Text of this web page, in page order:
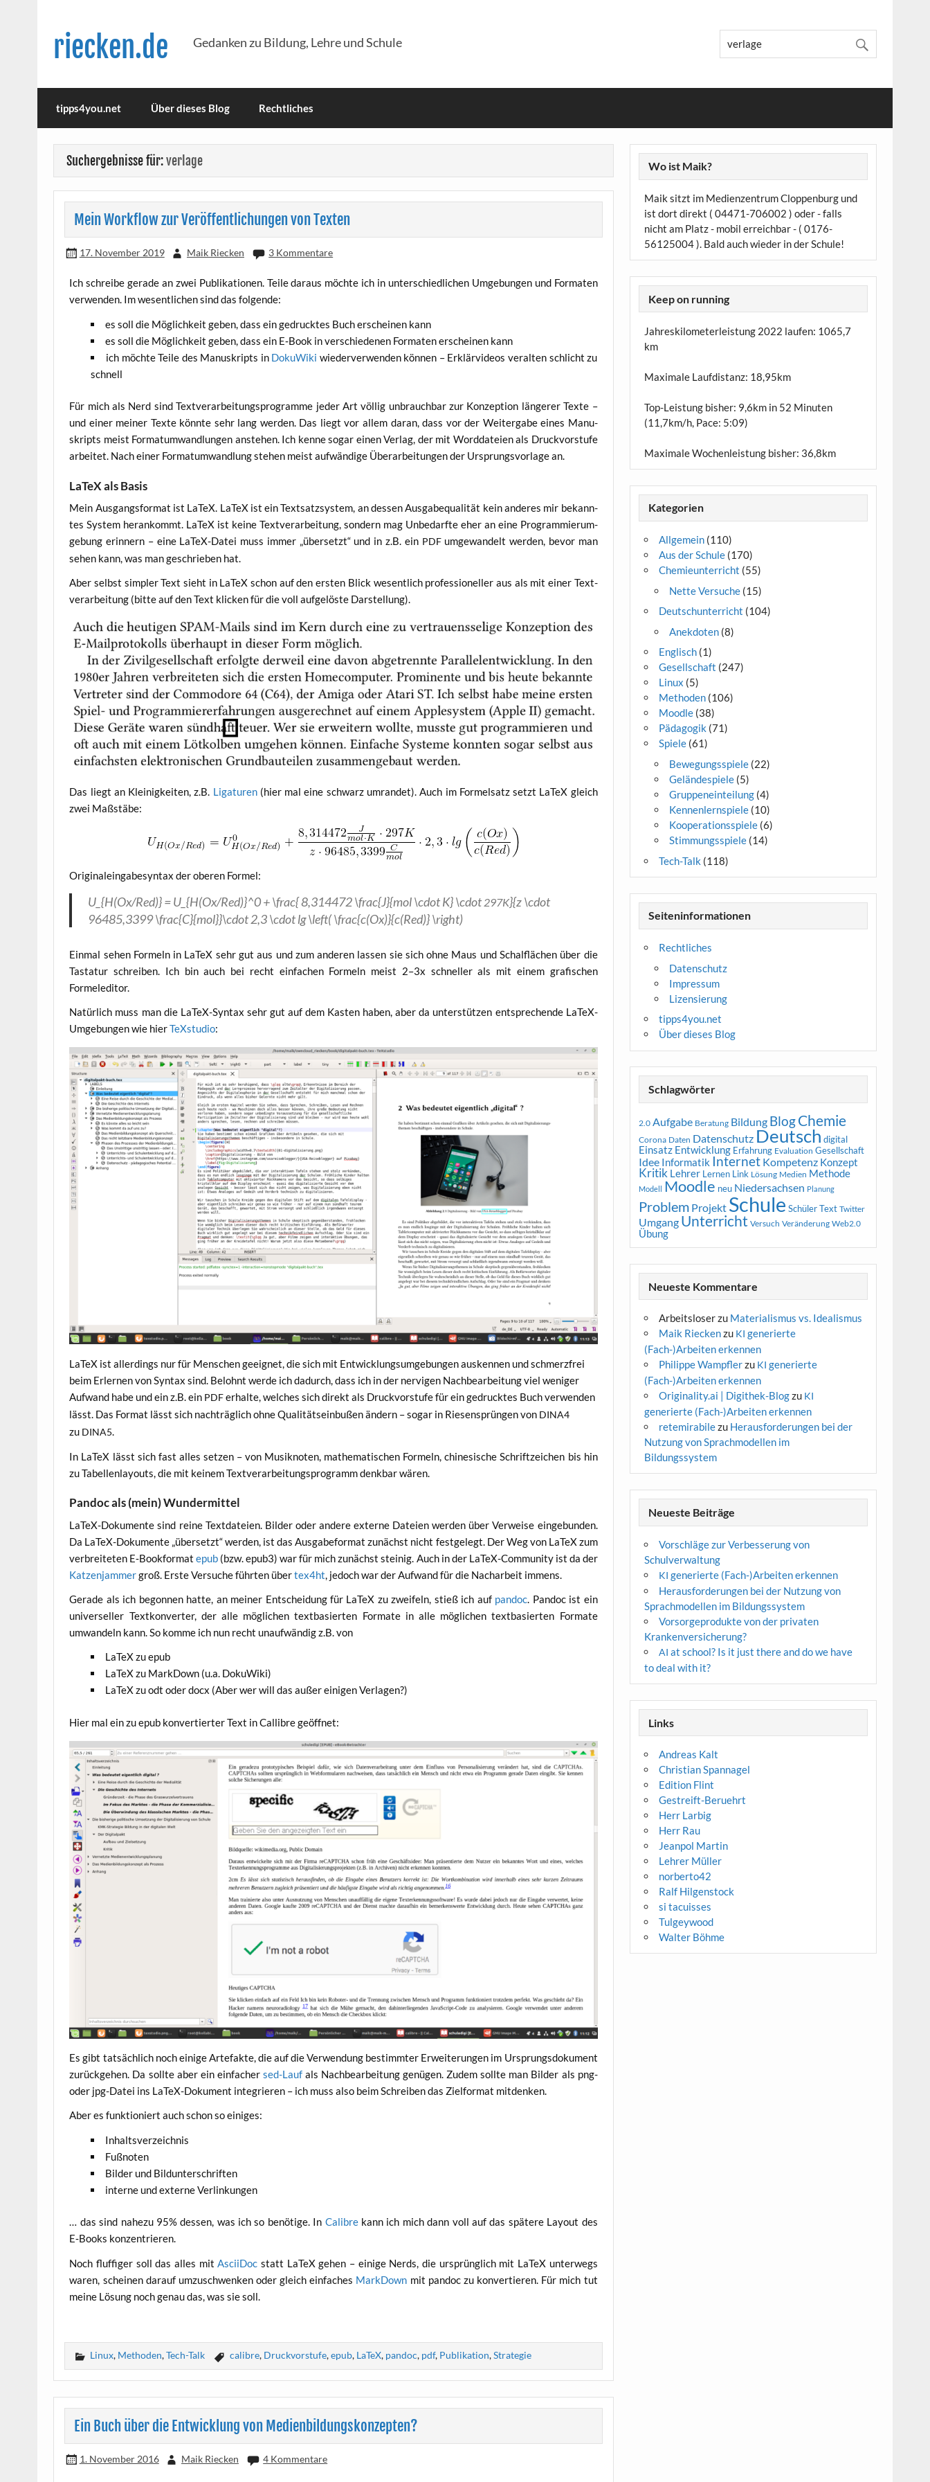
riecken.de Gedanken zu Bildung, Lehre und Schule
tipps4you.net Über dieses Blog Rechtliches
Suchergebnisse für:verlage
Mein Workflow zur Veröffentlichungen von Texten
17. November 2019 Maik Riecken 3 Kommentare
Ich schrei­be gera­de an zwei Publi­ka­tio­nen. Tei­le dar­aus möch­te ich in unter­schied­li­chen Umge­bun­gen und For­ma­ten
ver­wen­den. Im wesent­li­chen sind das folgende:
es soll die Mög­lich­keit geben, dass ein gedruck­tes Buch erschei­nen kann
es soll die Mög­lich­keit geben, dass ein E‑Book in ver­schie­de­nen For­ma­ten erschei­nen kann
ich möch­te Tei­le des Manu­skripts in Doku­Wi­ki wie­der­ver­wen­den kön­nen – Erklär­vi­de­os ver­al­ten schlicht zu
schnell
Für mich als Nerd sind Text­ver­ar­bei­tungs­pro­gram­me jeder Art völ­lig unbrauch­bar zur Kon­zep­ti­on län­ge­rer Tex­te –
und einer mei­ner Tex­te könn­te sehr lang wer­den. Das liegt vor allem dar­an, dass vor der Wei­ter­ga­be eines Manu­
skripts meist For­mat­um­wand­lun­gen anste­hen. Ich ken­ne sogar einen Ver­lag, der mit Word­da­tei­en als Druck­vor­stu­fe
arbei­tet. Nach einer For­mat­um­wand­lung ste­hen meist auf­wän­di­ge Über­ar­bei­tun­gen der Ursprungs­vor­la­ge an.
LaTeX als Basis
Mein Aus­gangs­for­mat ist LaTeX. LaTeX ist ein Text­satz­sys­tem, an des­sen Aus­ga­be­qua­li­tät kein ande­res mir bekann­
tes Sys­tem her­an­kommt. LaTeX ist kei­ne Text­ver­ar­bei­tung, son­dern mag Unbe­darf­te eher an eine Pro­gram­mier­um­
ge­bung erin­nern – eine LaTeX-Datei muss immer „über­setzt“ und in z.B. ein PDFumge­wan­delt wer­den, bevor man
sehen kann, was man geschrie­ben hat.
Aber selbst simp­ler Text sieht in LaTeX schon auf den ers­ten Blick wesent­lich pro­fes­sio­nel­ler aus als mit einer Text­
ver­ar­bei­tung (bit­te auf den Text kli­cken für die voll auf­ge­lös­te Darstellung).
Das liegt an Klei­nig­kei­ten, z.B. Liga­tu­ren(hier mal eine schwarz umran­det). Auch im For­mel­satz setzt LaTeX gleich
zwei Maßstäbe:
Ori­gi­nal­ein­ga­be­syn­tax der obe­ren Formel:
U_{H(Ox/Red)} = U_{H(Ox/Red)}^0 + \frac{ 8,314472 \frac{J}{mol \cdot K} \cdot 297K}{z \cdot
96485,3399 \frac{C}{mol}}\cdot 2,3 \cdot lg \left( \frac{c(Ox)}{c(Red)} \right)
Ein­mal sehen For­meln in LaTeX sehr gut aus und zum ande­ren las­sen sie sich ohne Maus und Schal­flä­chen über die
Tas­ta­tur schrei­ben. Ich bin auch bei recht ein­fa­chen For­meln meist 2–3x schnel­ler als mit einem gra­fi­schen
Formeleditor.
Natür­lich muss man die LaTeX-Syn­tax sehr gut auf dem Kas­ten haben, aber da unter­stüt­zen ent­spre­chen­de LaTeX-
Umge­bun­gen wie hierTeX­stu­dio:
LaTeX ist aller­dings nur für Men­schen geeig­net, die sich mit Ent­wick­lungs­um­ge­bun­gen aus­ken­nen und schmerz­frei
beim Erler­nen von Syn­tax sind. Belohnt wer­de ich dadurch, dass ich in der ner­vi­gen Nach­be­ar­bei­tung viel weni­ger
Auf­wand habe und ein z.B. ein PDFerhal­te, wel­ches sich direkt als Druck­vor­stu­fe für ein gedruck­tes Buch ver­wen­den
lässt. Das For­mat lässt sich nach­träg­lich ohne Qua­li­täts­ein­bu­ßen ändern – sogar in Rie­sen­sprün­gen von DINA4
zu DINA5.
In LaTeX lässt sich fast alles set­zen – von Musik­no­ten, mathe­ma­ti­schen For­meln, chi­ne­si­sche Schrift­zei­chen bis hin
zu Tabel­len­lay­outs, die mit kei­nem Text­ver­ar­bei­tungs­pro­gramm denk­bar wären.
Pandoc als (mein) Wundermittel
LaTeX-Doku­men­te sind rei­ne Text­da­tei­en. Bil­der oder ande­re exter­ne Datei­en wer­den über Ver­wei­se ein­ge­bun­den.
Da LaTeX-Doku­men­te „über­setzt“ wer­den, ist das Aus­ga­be­for­mat zunächst nicht fest­ge­legt. Der Weg von LaTeX zum
ver­brei­te­ten E‑Bookformatepub (bzw. epub3) war für mich zunächst stei­nig. Auch in der LaTeX-Com­mu­ni­ty ist da der
Kat­zen­jam­mergroß. Ers­te Ver­su­che führ­ten übertex4ht, jedoch war der Auf­wand für die Nach­ar­beit immens.
Gera­de als ich begon­nen hat­te, an mei­ner Ent­schei­dung für LaTeX zu zwei­feln, stieß ich auf pan­doc. Pan­doc ist ein
uni­ver­sel­ler Text­kon­ver­ter, der alle mög­li­chen text­ba­sier­ten For­ma­te in alle mög­li­chen text­ba­sier­ten For­ma­te
umwan­deln kann. So kom­me ich nun recht unauf­wän­dig z.B. von
LaTeX zu epub
LaTeX zu Mark­Down (u.a. DokuWiki)
LaTeX zu odt oder docx (Aber wer will das außer eini­gen Verlagen?)
Hier mal ein zu epub kon­ver­tier­ter Text in Cal­lib­re geöffnet:
Es gibt tat­säch­lich noch eini­ge Arte­fak­te, die auf die Ver­wen­dung bestimm­ter Erwei­te­run­gen im Ursprungs­do­ku­ment
zurück­ge­hen. Da soll­te aber ein ein­fa­cher sed-Laufals Nach­be­ar­bei­tung genü­gen. Zudem soll­te man Bil­der als png-
oder jpg-Datei ins LaTeX-Doku­ment inte­grie­ren – ich muss also beim Schrei­ben das Ziel­for­mat mitdenken.
Aber es funk­tio­niert auch schon so einiges:
Inhalts­ver­zeich­nis
Fuß­no­ten
Bil­der und Bildunterschriften
inter­ne und exter­ne Verlinkungen
… das sind nahe­zu 95% des­sen, was ich so benö­ti­ge. In Calib­rekann ich mich dann voll auf das spä­te­re Lay­out des
E‑Books konzentrieren.
Noch fluf­fi­ger soll das alles mitAsci­i­Doc statt LaTeX gehen – eini­ge Nerds, die ursprüng­lich mit LaTeX unter­wegs
waren, schei­nen dar­auf umzu­schwen­ken oder gleich ein­fa­ches Mark­Down mit pan­doc zu kon­ver­tie­ren. Für mich tut
mei­ne Lösung noch genau das, was sie soll.
Linux, Methoden,Tech-Talk calibre, Druckvorstufe,epub, LaTeX, pandoc, pdf, Publikation,Strategie
Ein Buch über die Entwicklung von Medienbildungskonzepten?
1. November 2016 Maik Riecken 4 Kommentare
Wo ist Maik?
Maik sitzt im Medienzentrum Cloppenburg und
ist dort direkt ( 04471-706002 ) oder - falls
nicht am Platz - mobil erreichbar - ( 0176-
56125004 ). Bald auch wieder in der Schule!
Keep on running
Jahreskilometerleistung 2022 laufen: 1065,7
km
Maximale Laufdistanz: 18,95km
Top-Leistung bisher: 9,6km in 52 Minuten
(11,7km/h, Pace: 5:09)
Maximale Wochenleistung bisher: 36,8km
Kategorien
Allgemein (110)
Aus der Schule (170)
Chemieunterricht (55)
Nette Versuche (15)
Deutschunterricht (104)
Anekdoten (8)
Englisch (1)
Gesellschaft (247)
Linux (5)
Methoden (106)
Moodle (38)
Pädagogik (71)
Spiele (61)
Bewegungsspiele (22)
Geländespiele (5)
Gruppeneinteilung (4)
Kennenlernspiele (10)
Kooperationsspiele (6)
Stimmungsspiele (14)
Tech-Talk (118)
Seiteninformationen
Rechtliches
Datenschutz
Impressum
Lizensierung
tipps4you.net
Über dieses Blog
Schlagwörter
2.0 Aufgabe Beratung Bildung BlogChemie
Corona Daten Datenschutz Deutsch digital
Einsatz Entwicklung Erfahrung Evaluation Gesellschaft
Idee Informatik Internet Kompetenz Konzept
Kritik Lehrer Lernen Link Lösung Medien Methode
Modell Moodle neu Niedersachsen Planung
Problem Projekt Schule Schüler Text Twitter
Umgang Unterricht Versuch Veränderung Web2.0
Übung
Neueste Kommentare
Arbeitsloserzu Materialismus vs. Idealismus
Maik Rieckenzu KI generierte
(Fach-)Arbeiten erkennen
Philippe Wampflerzu KI generierte
(Fach-)Arbeiten erkennen
Originality.ai | Digithek-Blogzu KI
generierte (Fach-)Arbeiten erkennen
retemirabilezu Herausforderungen bei der
Nutzung von Sprachmodellen im
Bildungssystem
Neueste Beiträge
Vorschläge zur Verbesserung von
Schulverwaltung
KI generierte (Fach-)Arbeiten erkennen
Herausforderungen bei der Nutzung von
Sprachmodellen im Bildungssystem
Vorsorgeprodukte von der privaten
Krankenversicherung?
AI at school? Is it just there and do we have
to deal with it?
Links
Andreas Kalt
Christian Spannagel
Edition Flint
Gestreift-Beruehrt
Herr Larbig
Herr Rau
Jeanpol Martin
Lehrer Müller
norberto42
Ralf Hilgenstock
si tacuisses
Tulgeywood
Walter Böhme